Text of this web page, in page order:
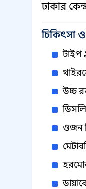
ঢাকার
চিকিৎসা
টাইপ
উচ্চ
ওজন